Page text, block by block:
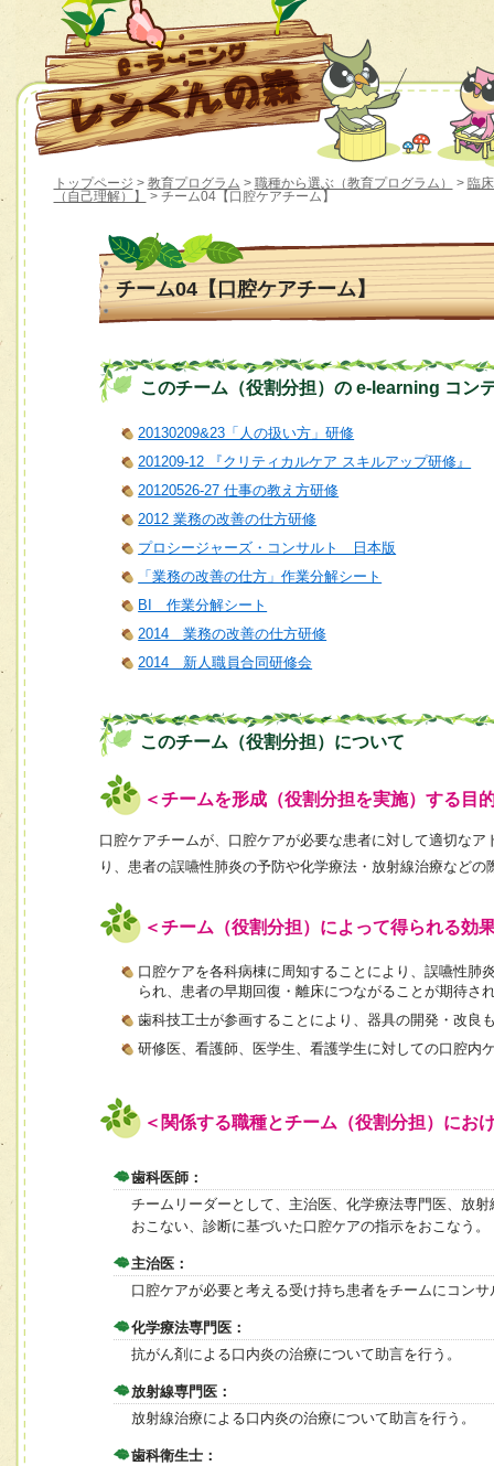
トップページ > 教育プログラム > 職種から選ぶ（教育プログラム） > 臨
（自己理解）】
> チーム04【口腔ケアチーム】
チーム04【口腔ケアチーム】
このチーム（役割分担）の e-learning コン
20130209&23「人の扱い方」研修
201209-12 『クリティカルケア スキルアップ研修』
20120526-27 仕事の教え方研修
2012 業務の改善の仕方研修
プロシージャーズ・コンサルト 日本版
「業務の改善の仕方」作業分解シート
BI 作業分解シート
2014 業務の改善の仕方研修
2014 新人職員合同研修会
このチーム（役割分担）について
＜チームを形成（役割分担を実施）する目
口腔ケアチームが、口腔ケアが必要な患者に対して適切な
り、患者の誤嚥性肺炎の予防や化学療法・放射線治療など
＜チーム（役割分担）によって得られる効
口腔ケアを各科病棟に周知することにより、誤嚥性肺
られ、患者の早期回復・離床につながることが期待さ
歯科技工士が参画することにより、器具の開発・改良
研修医、看護師、医学生、看護学生に対しての口腔内
＜関係する職種とチーム（役割分担）にお
歯科医師：
チームリーダーとして、主治医、化学療法専門医、放
おこない、診断に基づいた口腔ケアの指示をおこなう。
主治医：
口腔ケアが必要と考える受け持ち患者をチームにコン
化学療法専門医：
抗がん剤による口内炎の治療について助言を行う。
放射線専門医：
放射線治療による口内炎の治療について助言を行う。
歯科衛生士：